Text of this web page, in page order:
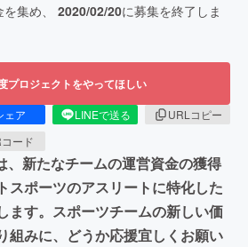
集め、 2020/02/20に募集を終了しま
プロジェクトをやってほしい
ェア LINEで送る
URLコピー
ード
、新たなチームの運営資金の獲得
スポーツのアスリートに特化した
ます。スポーツチームの新しい価
組みに、どうか応援宜しくお願い